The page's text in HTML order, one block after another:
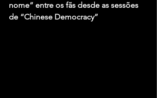
nome” entre os fãs desde as sessões
de “Chinese Democracy”